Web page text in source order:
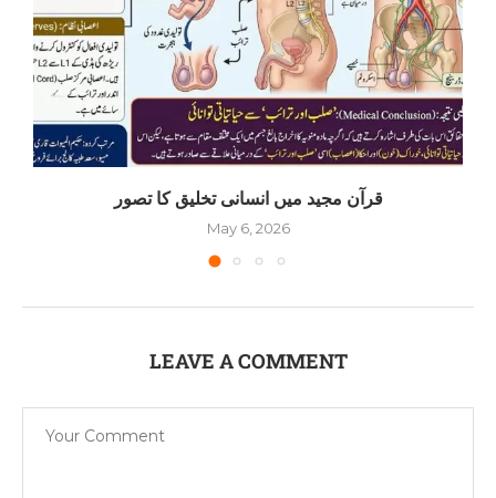
قرآن مجید میں انسانی تخلیق کا تصور
May 6, 2026
LEAVE A COMMENT